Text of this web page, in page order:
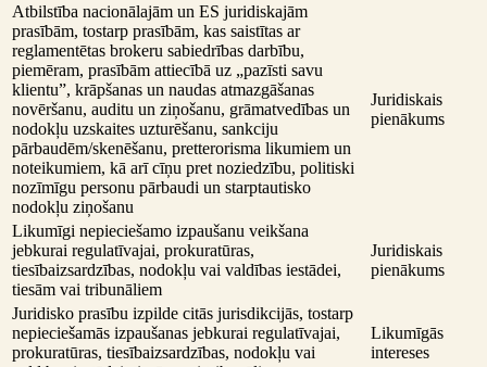
Atbilstība nacionālajām un ES juridiskajām
prasībām, tostarp prasībām, kas saistītas ar
reglamentētas brokeru sabiedrības darbību,
piemēram, prasībām attiecībā uz „pazīsti savu
klientu”, krāpšanas un naudas atmazgāšanas
novēršanu, auditu un ziņošanu, grāmatvedības un
nodokļu uzskaites uzturēšanu, sankciju
pārbaudēm/skenēšanu, pretterorisma likumiem un
noteikumiem, kā arī cīņu pret noziedzību, politiski
nozīmīgu personu pārbaudi un starptautisko
nodokļu ziņošanu
Juridiskais
pienākums
Likumīgi nepieciešamo izpaušanu veikšana
jebkurai regulatīvajai, prokuratūras,
tiesībaizsardzības, nodokļu vai valdības iestādei,
tiesām vai tribunāliem
Juridiskais
pienākums
Juridisko prasību izpilde citās jurisdikcijās, tostarp
nepieciešamās izpaušanas jebkurai regulatīvajai,
prokuratūras, tiesībaizsardzības, nodokļu vai
Likumīgās
intereses